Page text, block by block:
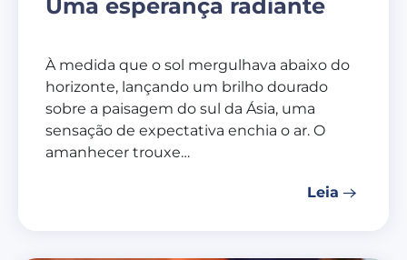
Uma esperança radiante
À medida que o sol mergulhava abaixo do
horizonte, lançando um brilho dourado
sobre a paisagem do sul da Ásia, uma
sensação de expectativa enchia o ar. O
amanhecer trouxe…
Leia